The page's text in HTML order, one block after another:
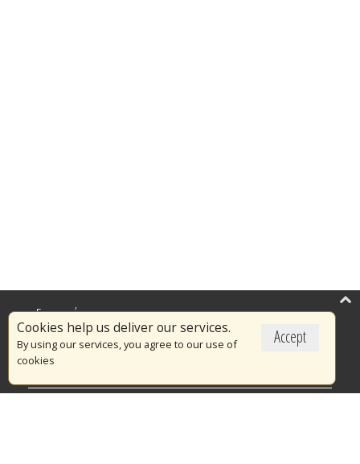
Accept
Cookies help us deliver our services.
By using our services, you agree to our use of
cookies
Επικαιρότητα
Το Πυροσβεστικό Σώμα